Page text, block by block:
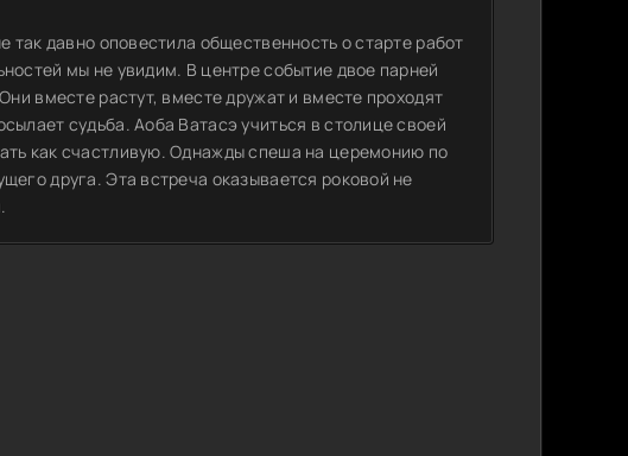
так давно оповестила общественность о старте работ
мы не увидим. В центре событие двое парней
вместе растут, вместе дружат и вместе проходят
судьба. Аоба Ватасэ учиться в столице своей
как счастливую. Однажды спеша на церемонию по
друга. Эта встреча оказывается роковой не